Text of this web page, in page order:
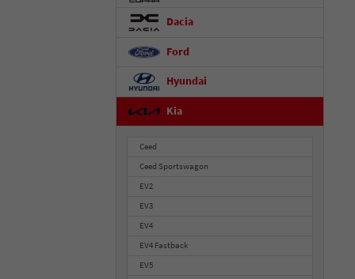
Dacia
Ford
Hyundai
Kia
Ceed
Ceed Sportswagon
EV2
EV3
EV4
EV4 Fastback
EV5